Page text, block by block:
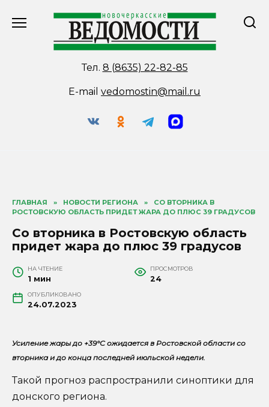
Тел. 8 (8635) 22-82-85
E-mail vedomostin@mail.ru
ГЛАВНАЯ » НОВОСТИ РЕГИОНА »
CО ВТОРНИКА В
РОСТОВСКУЮ ОБЛАСТЬ ПРИДЕТ ЖАРА ДО ПЛЮС 39 ГРАДУСОВ
Cо вторника в Ростовскую область
придет жара до плюс 39 градусов
НА ЧТЕНИЕ
1 мин
ПРОСМОТРОВ
24
ОПУБЛИКОВАНО
24.07.2023
Усиление жары до +39°С ожидается в Ростовской области со
вторника и до конца последней июльской недели.
Такой прогноз распространили синоптики для
донского региона.